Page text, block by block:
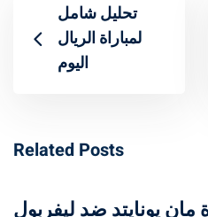
تحليل شامل
لمباراة الريال
اليوم
Related Posts
يونايتد ضد ليفربول